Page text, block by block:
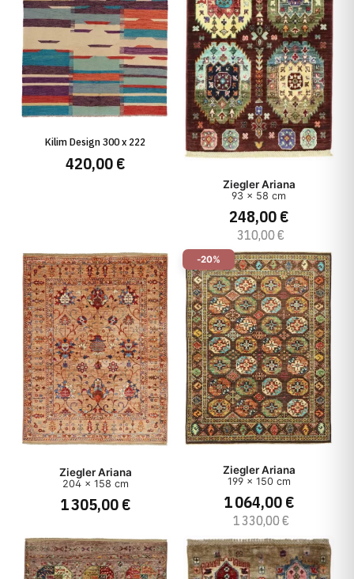
Kilim Design 300 x 222
420,00 €
Ziegler Ariana
93 x 58 cm
248,00 €
310,00 €
Ziegler Ariana
204 x 158 cm
1 305,00 €
-20%
Ziegler Ariana
199 x 150 cm
1 064,00 €
1 330,00 €